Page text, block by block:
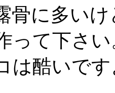
骨に多い
って下さ
は酷いで